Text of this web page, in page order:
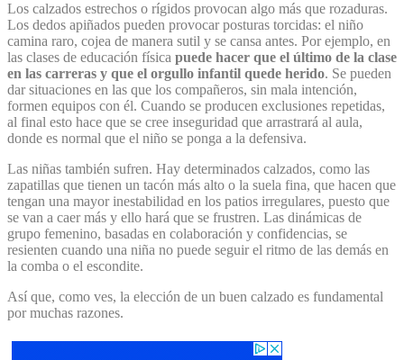
Los calzados estrechos o rígidos provocan algo más que rozaduras.
Los dedos apiñados pueden provocar posturas torcidas: el niño
camina raro, cojea de manera sutil y se cansa antes. Por ejemplo, en
las clases de educación física puede hacer que el último de la clase
en las carreras y que el orgullo infantil quede herido. Se pueden
dar situaciones en las que los compañeros, sin mala intención,
formen equipos con él. Cuando se producen exclusiones repetidas,
al final esto hace que se cree inseguridad que arrastrará al aula,
donde es normal que el niño se ponga a la defensiva.
Las niñas también sufren. Hay determinados calzados, como las
zapatillas que tienen un tacón más alto o la suela fina, que hacen que
tengan una mayor inestabilidad en los patios irregulares, puesto que
se van a caer más y ello hará que se frustren. Las dinámicas de
grupo femenino, basadas en colaboración y confidencias, se
resienten cuando una niña no puede seguir el ritmo de las demás en
la comba o el escondite.
Así que, como ves, la elección de un buen calzado es fundamental
por muchas razones.